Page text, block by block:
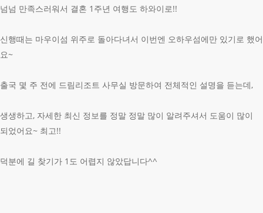
넘넘 만족스러워서 결혼 1주년 여행도 하와이로!!
신행때는 마우이섬 위주로 돌아다녀서 이번엔 오하우섬에만 있기로 했어
요~
출국 몇 주 전에 드림리조트 사무실 방문하여 전체적인 설명을 듣는데,
생생하고, 자세한 최신 정보를 정말 정말 많이 알려주셔서 도움이 많이
되었어요~ 최고!!
덕분에 길 찾기가 1도 어렵지 않았답니다^^